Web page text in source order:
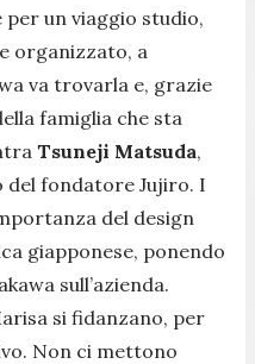
un viaggio studio,
organizzato, a
va trovarla e, grazie
famiglia che sta
Tsuneji Matsuda,
del fondatore Jujiro. I
del design
giapponese, ponendo
sull’azienda.
si fidanzano, per
Non ci mettono